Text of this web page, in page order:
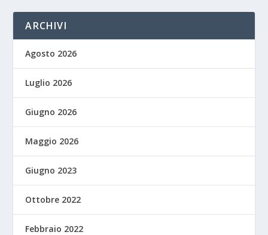
ARCHIVI
Agosto 2026
Luglio 2026
Giugno 2026
Maggio 2026
Giugno 2023
Ottobre 2022
Febbraio 2022